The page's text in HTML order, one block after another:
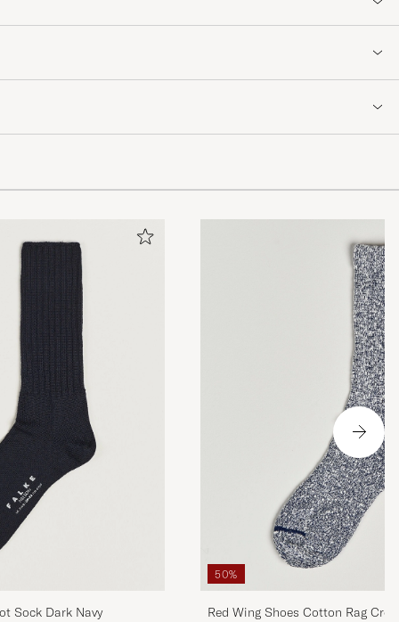
Sock Dark Navy
50%
Red Wing Shoes Cotton Rag